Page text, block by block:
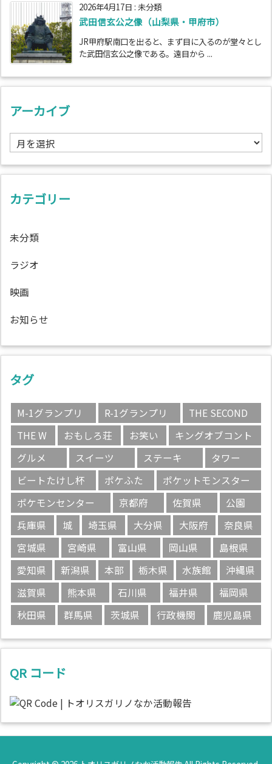
2026年4月17日 : 未分類
武田信玄公之像（山梨県・甲府市）
JR甲府駅南口を出ると、まず目に入るのが堂々とし
た武田信玄公之像である。遠目から ...
アーカイブ
ア
ー
カ
ブ
カテゴリー
未分類
ラジオ
映画
お知らせ
タグ
M-1グランプリ R-1グランプリ
THE SECOND
THE W
おもしろ荘 お笑い
キングオブコント
グルメ
スイーツ ステーキ
タワー
ビートたけし杯
ポケふた
ポケットモンスター
ポケモンセンター
京都府 佐賀県
公園
兵庫県
城 埼玉県 大分県 大阪府
奈良県
宮城県
宮崎県 富山県 岡山県
島根県
愛知県
新潟県 本部 栃木県 水族館
沖縄県
滋賀県
熊本県 石川県 福井県
福岡県
秋田県
群馬県 茨城県 行政機関 鹿児島県
QR コード